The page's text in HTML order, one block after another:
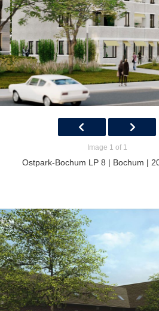
Image 1 of 1
Ostpark-Bochum LP 8 | Bochum |